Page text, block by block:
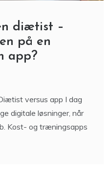
diætist –
på en
app?
versus app I dag
digitale løsninger, når
Kost- og træningsapps